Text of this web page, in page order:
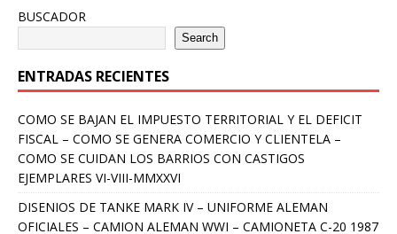
BUSCADOR
Search
ENTRADAS RECIENTES
COMO SE BAJAN EL IMPUESTO TERRITORIAL Y EL DEFICIT
FISCAL – COMO SE GENERA COMERCIO Y CLIENTELA –
COMO SE CUIDAN LOS BARRIOS CON CASTIGOS
EJEMPLARES VI-VIII-MMXXVI
DISENIOS DE TANKE MARK IV – UNIFORME ALEMAN
OFICIALES – CAMION ALEMAN WWI – CAMIONETA C-20 1987